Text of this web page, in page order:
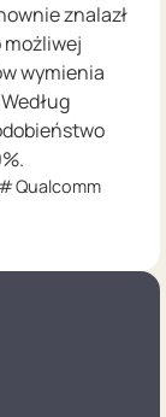
znalazł
możliwej
wymienia
Qualcomm